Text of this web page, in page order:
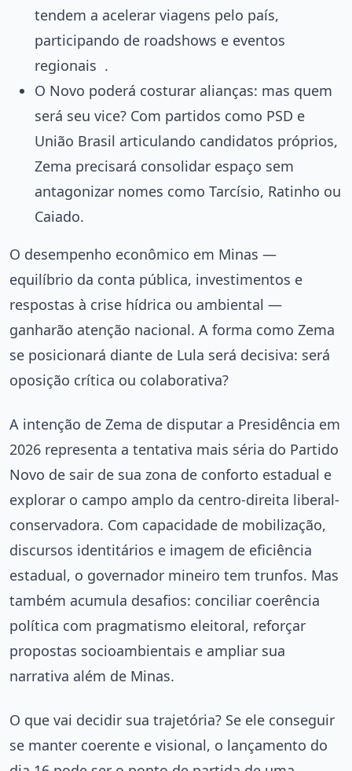
tendem a acelerar viagens pelo país,
participando de roadshows e eventos
regionais .
O Novo poderá costurar alianças: mas quem
será seu vice? Com partidos como PSD e
União Brasil articulando candidatos próprios,
Zema precisará consolidar espaço sem
antagonizar nomes como Tarcísio, Ratinho ou
Caiado.
O desempenho econômico em Minas —
equilíbrio da conta pública, investimentos e
respostas à crise hídrica ou ambiental —
ganharão atenção nacional. A forma como Zema
se posicionará diante de Lula será decisiva: será
oposição crítica ou colaborativa?
A intenção de Zema de disputar a Presidência em
2026 representa a tentativa mais séria do Partido
Novo de sair de sua zona de conforto estadual e
explorar o campo amplo da centro-direita liberal-
conservadora. Com capacidade de mobilização,
discursos identitários e imagem de eficiência
estadual, o governador mineiro tem trunfos. Mas
também acumula desafios: conciliar coerência
política com pragmatismo eleitoral, reforçar
propostas socioambientais e ampliar sua
narrativa além de Minas.
O que vai decidir sua trajetória? Se ele conseguir
se manter coerente e visional, o lançamento do